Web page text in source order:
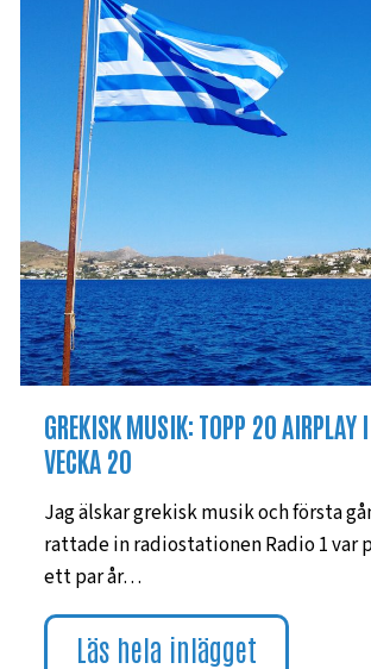
GREKISK MUSIK: TOPP 20 AIRPLAY I
VECKA 20
Jag älskar grekisk musik och första
rattade in radiostationen Radio 1 var
ett par år…
Läs hela inlägget